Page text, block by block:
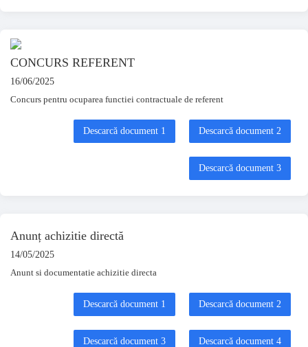
CONCURS REFERENT
16/06/2025
Concurs pentru ocuparea functiei contractuale de referent
Descarcă document 1 Descarcă document 2
Descarcă document 3
Anunț achizitie directă
14/05/2025
Anunt si documentatie achizitie directa
Descarcă document 1 Descarcă document 2
Descarcă document 3 Descarcă document 4